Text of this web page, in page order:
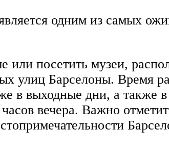
одним из самых
или посетить музеи,
улиц Барселоны. Время
в выходные дни, а также
вечера. Важно